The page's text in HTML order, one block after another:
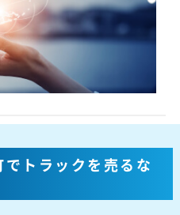
トラックを売るな